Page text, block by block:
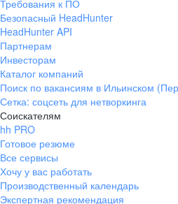
Требования к ПО
Безопасный HeadHunter
HeadHunter API
Партнерам
Инвесторам
Каталог компаний
Поиск по вакансиям в Ильинском
Сетка: соцсеть для нетворкинга
Соискателям
hh PRO
Готовое резюме
Все сервисы
Хочу у вас работать
Производственный календарь
Экспертная рекомендация